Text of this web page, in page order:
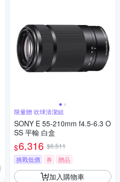
限量贈 吹球清潔組
SONY E 55-210mm f4.5-6.3 O
SS 平輸 白盒
$6,316 $6,511
挑戰低價
券 贈品
加入購物車